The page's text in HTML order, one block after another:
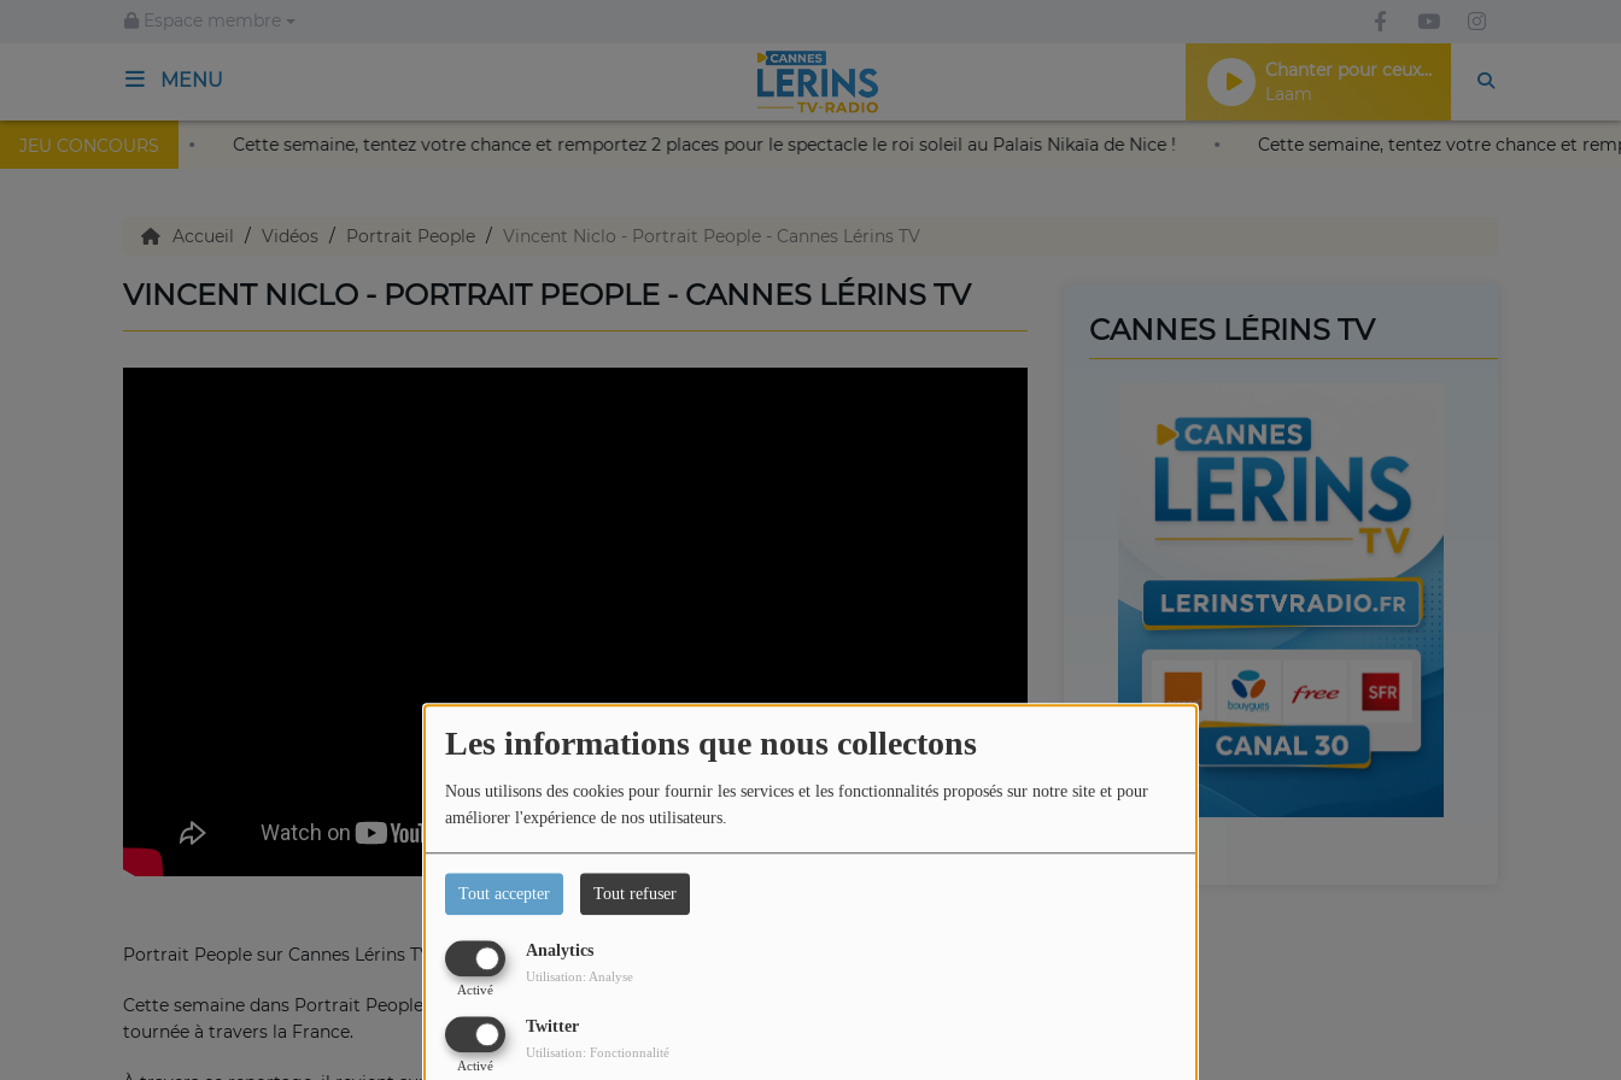
Les informations que nous collectons
Nous utilisons des cookies pour fournir les services et les fonctionnalités proposés sur notre site et pour
améliorer l'expérience de nos utilisateurs.
Tout accepter Tout refuser
Analytics
Activé
Utilisation: Analyse
Twitter
Activé
Utilisation: Fonctionnalité
Espace membre
MENU
Chanter pour ceux qui sont loin de chez eux
Laam
JEU CONCOURS
Palais Nikaïa de Nice ! Cette semaine, tentez votre chance et remportez 2 places pour le spectacle le roi soleil au Palais Nikaïa de Nice ! Cette semaine, tentez votre
ACCUEIL
TV en direct Accueil Vidéos Portrait People Vincent Niclo - Portrait People - Cannes Lérins TV
VINCENT NICLO - PORTRAIT PEOPLE - CANNES LÉRINS TV
Portrait People sur Cannes Lérins TV
Cette semaine dans Portrait People, Loric Etcheverry part à la rencontre de Vincent Niclo, actuellement en
tournée à travers la France.
CANNES LÉRINS TV